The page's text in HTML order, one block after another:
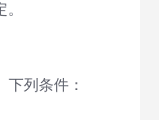
列条件：